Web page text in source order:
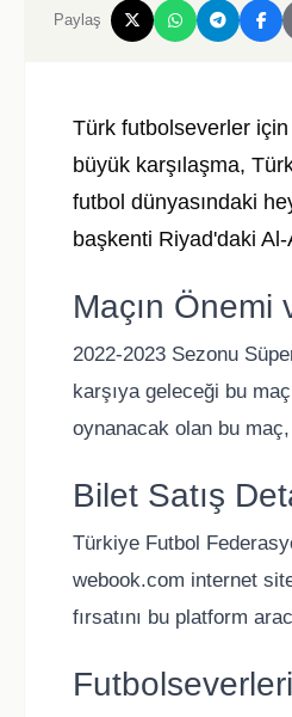
Paylaş
Türk futbolseverler için
büyük karşılaşma,
futbol dünyasındaki
başkenti Riyad'daki
Maçın Önemi
2022-2023 Sezonu
karşıya geleceği bu
oynanacak olan bu
Bilet Satış
Türkiye Futbol
webook.com internet
fırsatını bu platform